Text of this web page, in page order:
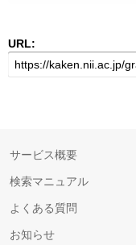
URL:
サービス概要
検索マニュアル
よくある質問
お知らせ